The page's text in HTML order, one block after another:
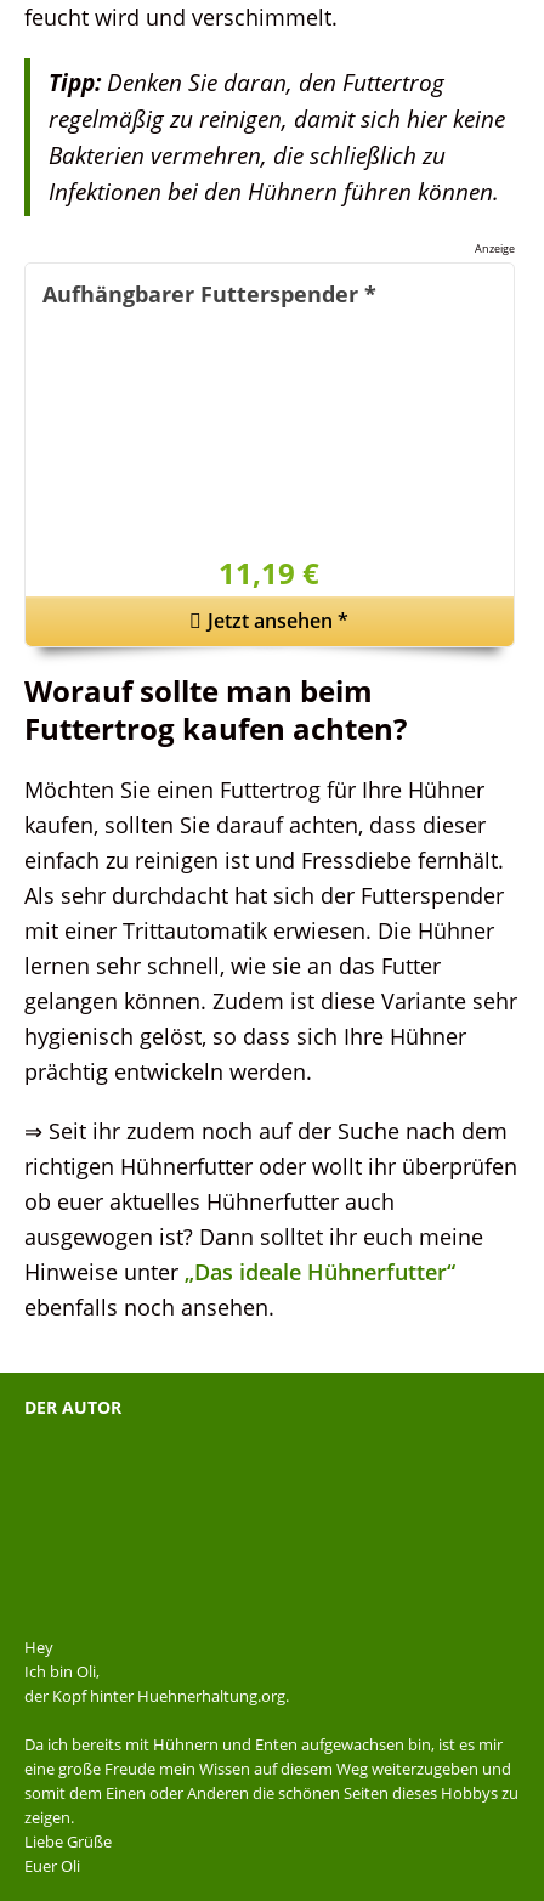
feucht wird und verschimmelt.
Tipp:Denken Sie daran, den Futtertrog
regelmäßig zu reinigen, damit sich hier keine
Bakterien vermehren, die schließlich zu
Infektionen bei den Hühnern führen können.
Anzeige
Aufhängbarer Futterspender *
11,19 €
Jetzt ansehen*
Worauf sollte man beim
Futtertrog kaufen achten?
Möchten Sie einen Futtertrog für Ihre Hühner
kaufen, sollten Sie darauf achten, dass dieser
einfach zu reinigen ist und Fressdiebe fernhält.
Als sehr durchdacht hat sich der Futterspender
mit einer Trittautomatik erwiesen. Die Hühner
lernen sehr schnell, wie sie an das Futter
gelangen können. Zudem ist diese Variante sehr
hygienisch gelöst, so dass sich Ihre Hühner
prächtig entwickeln werden.
⇒ Seit ihr zudem noch auf der Suche nach dem
richtigen Hühnerfutter oder wollt ihr überprüfen
ob euer aktuelles Hühnerfutter auch
ausgewogen ist? Dann solltet ihr euch meine
Hinweise unter „Das ideale Hühnerfutter“
ebenfalls noch ansehen.
DER AUTOR
Hey
Ich bin Oli,
der Kopf hinter Huehnerhaltung.org.
Da ich bereits mit Hühnern und Enten aufgewachsen bin, ist es mir
eine große Freude mein Wissen auf diesem Weg weiterzugeben und
somit dem Einen oder Anderen die schönen Seiten dieses Hobbys zu
zeigen.
Liebe Grüße
Euer Oli